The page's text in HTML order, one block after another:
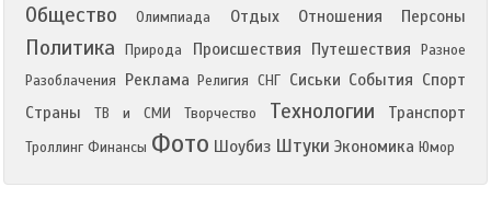
Общество Олимпиада Отдых Отношения Персоны
Политика Природа Происшествия Путешествия
Разное
Разоблачения
Реклама Религия СНГ Сиськи События Спорт
Страны
ТВ и СМИ Творчество Технологии Транспорт
Троллинг Финансы Фото Шоубиз Штуки Экономика Юмор